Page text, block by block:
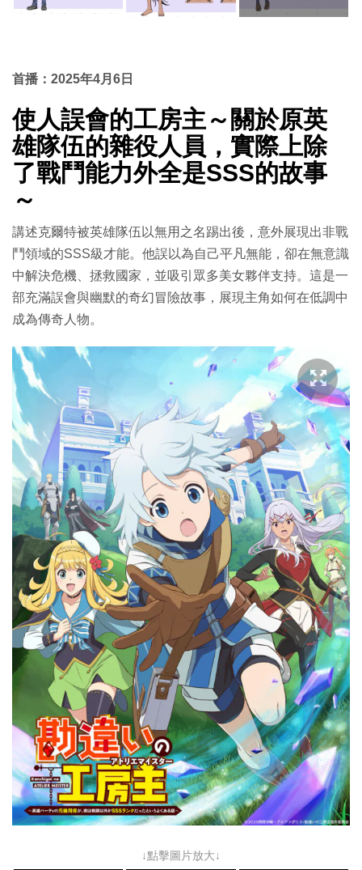
首播：2025年4月6日
使人誤會的工房主～關於原英
雄隊伍的雜役人員，實際上除
了戰鬥能力外全是SSS的故事
～
講述克爾特被英雄隊伍以無用之名踢出後，意外展現出非戰
鬥領域的SSS級才能。他誤以為自己平凡無能，卻在無意識
中解決危機、拯救國家，並吸引眾多美女夥伴支持。這是一
部充滿誤會與幽默的奇幻冒險故事，展現主角如何在低調中
成為傳奇人物。
↓點擊圖片放大↓